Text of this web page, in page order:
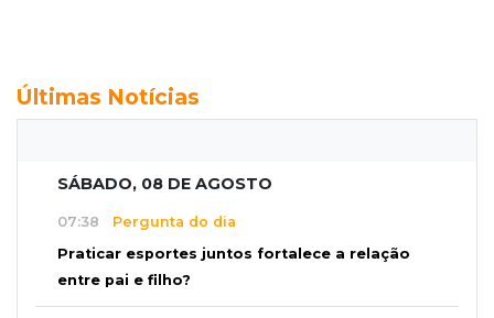
Últimas Notícias
SÁBADO, 08 DE AGOSTO
07:38 Pergunta do dia
Praticar esportes juntos fortalece a relação
entre pai e filho?